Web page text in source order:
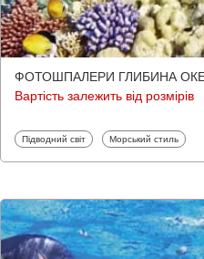
ФОТОШПАЛЕРИ ГЛИБИНА
Вартість залежить від розмірів
Фотошпалери
Підводний світ Фотошпалери
Морський стиль